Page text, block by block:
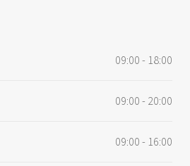
09:00 - 18:00
09:00 - 20:00
09:00 - 16:00